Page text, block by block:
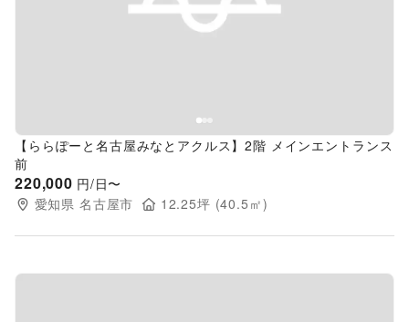
Previous slide
【ららぽーと名古屋みなとアクルス】2階 メインエントランス
前
220,000 円/日〜
愛知県 名古屋市 12.25坪 (40.5 ㎡)